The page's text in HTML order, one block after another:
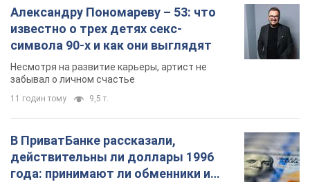
Александру Пономареву – 53: что
известно о трех детях секс-
символа 90-х и как они выглядят
Несмотря на развитие карьеры, артист не
забывал о личном счастье
11 годин тому 9,5 т.
В ПриватБанке рассказали,
действительны ли доллары 1996
года: принимают ли обменники и